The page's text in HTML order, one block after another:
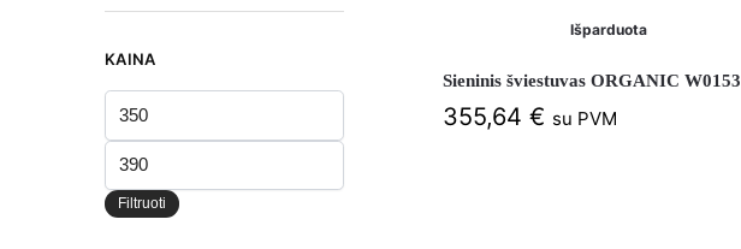
Išparduota
Sieninis šviestuvas ORGANIC W0153
355,64 € su PVM
KAINA
Filtruoti